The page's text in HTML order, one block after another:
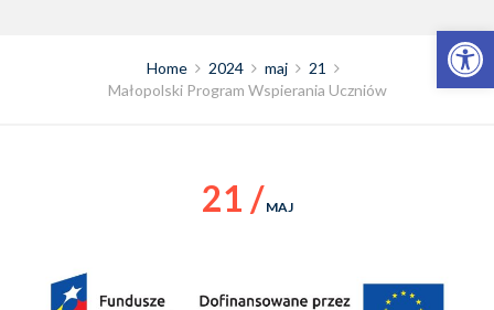
Otwórz pasek narzędzi
Home 2024 maj
21
Małopolski Program Wspierania Uczniów
21 / MAJ